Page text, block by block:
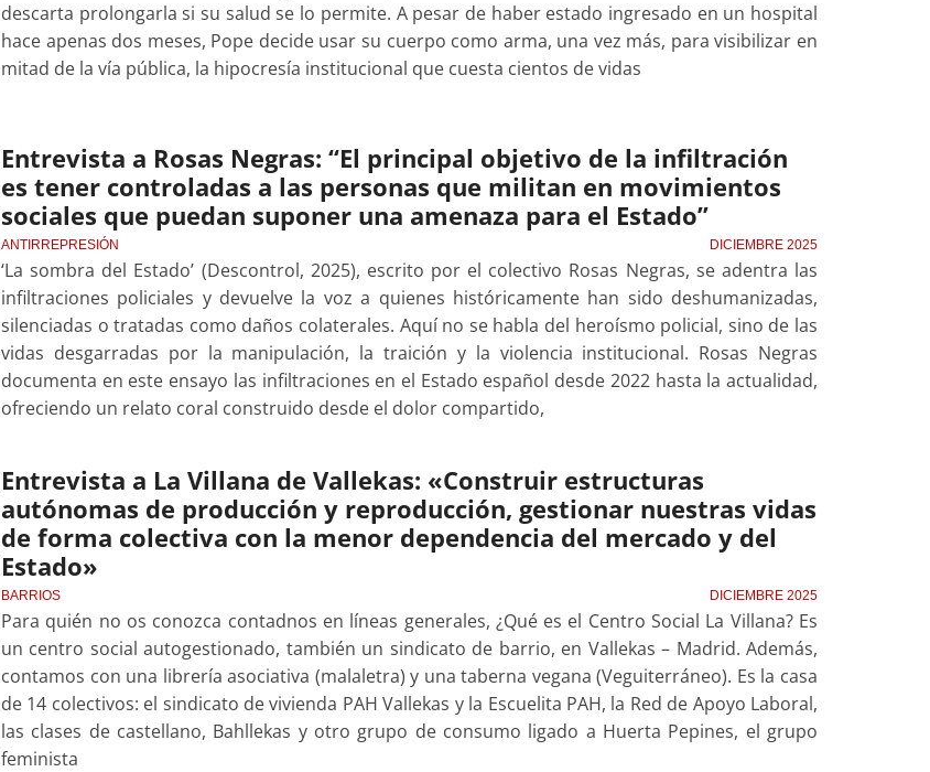
descarta prolongarla si su salud se lo permite. A pesar de haber estado ingresado en un hospital
hace apenas dos meses, Pope decide usar su cuerpo como arma, una vez más, para visibilizar en
mitad de la vía pública, la hipocresía institucional que cuesta cientos de vidas
Entrevista a Rosas Negras: “El principal objetivo de la infiltración
es tener controladas a las personas que militan en movimientos
sociales que puedan suponer una amenaza para el Estado”
ANTIRREPRESIÓN DICIEMBRE 2025
‘La sombra del Estado’ (Descontrol, 2025), escrito por el colectivo Rosas Negras, se adentra las
infiltraciones policiales y devuelve la voz a quienes históricamente han sido deshumanizadas,
silenciadas o tratadas como daños colaterales. Aquí no se habla del heroísmo policial, sino de las
vidas desgarradas por la manipulación, la traición y la violencia institucional. Rosas Negras
documenta en este ensayo las infiltraciones en el Estado español desde 2022 hasta la actualidad,
ofreciendo un relato coral construido desde el dolor compartido,
Entrevista a La Villana de Vallekas: «Construir estructuras
autónomas de producción y reproducción, gestionar nuestras vidas
de forma colectiva con la menor dependencia del mercado y del
Estado»
BARRIOS DICIEMBRE 2025
Para quién no os conozca contadnos en líneas generales, ¿Qué es el Centro Social La Villana? Es
un centro social autogestionado, también un sindicato de barrio, en Vallekas – Madrid. Además,
contamos con una librería asociativa (malaletra) y una taberna vegana (Veguiterráneo). Es la casa
de 14 colectivos: el sindicato de vivienda PAH Vallekas y la Escuelita PAH, la Red de Apoyo Laboral,
las clases de castellano, Bahllekas y otro grupo de consumo ligado a Huerta Pepines, el grupo
feminista